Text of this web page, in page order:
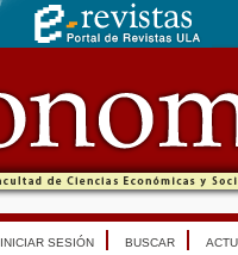
INICIAR SESIÓN BUSCAR